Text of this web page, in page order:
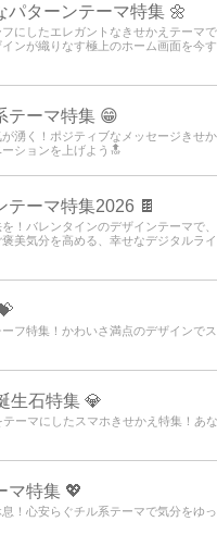
ターンテーマ特集 🌼
にしたエレガントなきせかえテーマ
ンが織りなす極上のホーム画面を今
テーマ特集 😁
湧く！ポジティブなメッセージきせ
ションを上げよう🔝
テーマ特集2026 🍫
！バレンタインのデザインテーマで
美気分を高める、幸せなデジタルラ
フ特集！かわいさ満点のデザインで
生石特集 💎
ーマにしたスマホきせかえ特集！あ
マ特集 💖
！心安らぐチル系テーマで気分をゆ